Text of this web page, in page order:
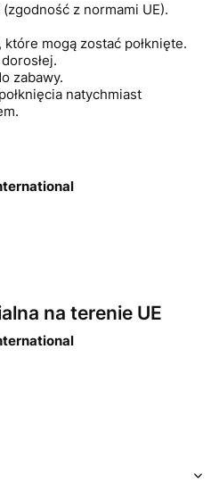
z normami UE).
które mogą zostać połknięte.
zabawy.
natychmiast
na terenie UE